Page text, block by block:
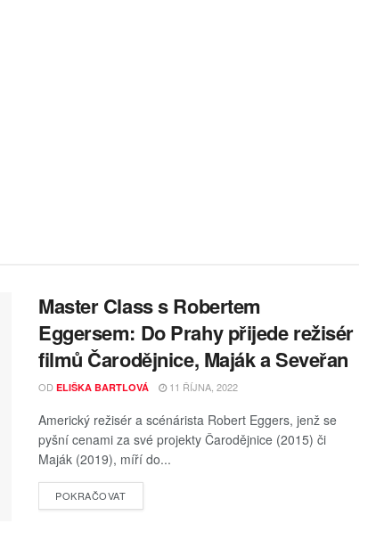
Master Class s Robertem
Eggersem: Do Prahy přijede režisér
filmů Čarodějnice, Maják a Seveřan
OD ELIŠKA BARTLOVÁ 11 ŘÍJNA, 2022
Americký režisér a scénárista Robert Eggers, jenž se
pyšní cenami za své projekty Čarodějnice (2015) či
Maják (2019), míří do...
POKRAČOVAT